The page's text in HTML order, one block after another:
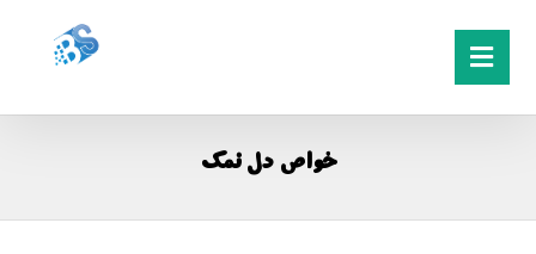
خواص دل نمک